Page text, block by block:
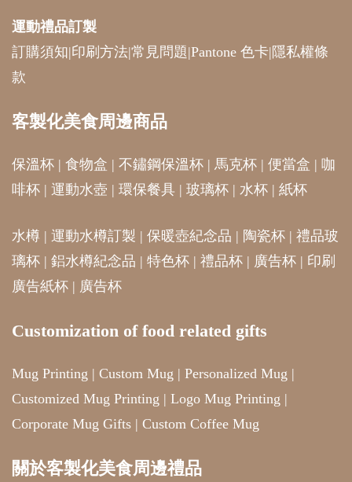
運動禮品訂製
訂購須知|印刷方法|常見問題|Pantone 色卡| 隱私權條
款
客製化美食周邊商品
保溫杯 | 食物盒 | 不鏽鋼保溫杯 | 馬克杯 | 便當盒 | 咖
啡杯 | 運動水壺 | 環保餐具 | 玻璃杯 | 水杯 | 紙杯
水樽 | 運動水樽訂製 | 保暖壺紀念品 | 陶瓷杯 | 禮品玻
璃杯 | 鋁水樽紀念品 | 特色杯 | 禮品杯 | 廣告杯 | 印刷
廣告紙杯 | 廣告杯
Customization of food related gifts
Mug Printing | Custom Mug | Personalized Mug |
Customized Mug Printing | Logo Mug Printing |
Corporate Mug Gifts | Custom Coffee Mug
關於客製化美食周邊禮品